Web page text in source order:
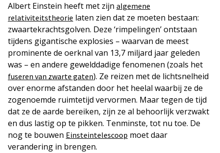
Albert Einstein heeft met zijn algemene
relativiteitstheorie laten zien dat ze moeten bestaan:
zwaartekrachtsgolven. Deze ‘rimpelingen’ ontstaan
tijdens gigantische explosies – waarvan de meest
prominente de oerknal van 13,7 miljard jaar geleden
was – en andere gewelddadige fenomenen (zoals het
fuseren van zwarte gaten). Ze reizen met de lichtsnelheid
over enorme afstanden door het heelal waarbij ze de
zogenoemde ruimtetijd vervormen. Maar tegen de tijd
dat ze de aarde bereiken, zijn ze al behoorlijk verzwakt
en dus lastig op te pikken. Tenminste, tot nu toe. De
nog te bouwen Einsteintelescoop moet daar
verandering in brengen.